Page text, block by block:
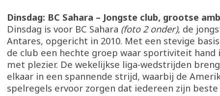
Dinsdag: BC Sahara – Jongste club, grootse
Dinsdag is voor BC Sahara (foto 2 onder), de
Antares, opgericht in 2010. Met een stevige
de club een hechte groep waar sportiviteit hand
met plezier. De wekelijkse liga-wedstrijden
elkaar in een spannende strijd, waarbij de
spelregels ervoor zorgen dat iedereen zijn